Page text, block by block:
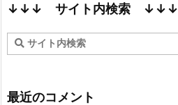
↓↓↓ サイト内検索 ↓↓↓
最近のコメント